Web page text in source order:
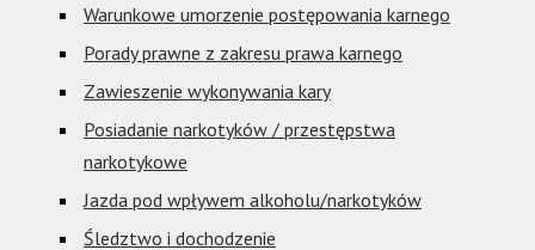
Warunkowe umorzenie postępowania karnego
Porady prawne z zakresu prawa karnego
Zawieszenie wykonywania kary
Posiadanie narkotyków / przestępstwa
narkotykowe
Jazda pod wpływem alkoholu/narkotyków
Śledztwo i dochodzenie